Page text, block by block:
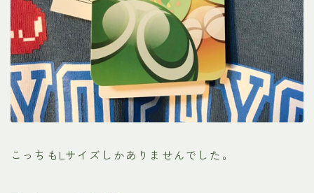
こっちもLサイズしかありませんでした。